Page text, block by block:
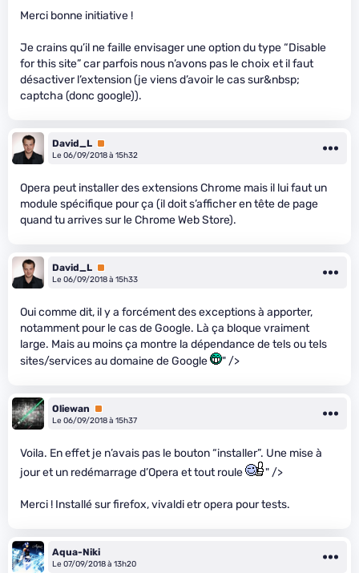
Merci bonne initiative !
Je crains qu’il ne faille envisager une option du type “Disable
for this site” car parfois nous n’avons pas le choix et il faut
désactiver l’extension (je viens d’avoir le cas sur&nbsp;
captcha (donc google)).
David_L Premium
Le 06/09/2018 à 15h32
Opera peut installer des extensions Chrome mais il lui faut un
module spécifique pour ça (il doit s’afficher en tête de page
quand tu arrives sur le Chrome Web Store).
David_L Premium
Le 06/09/2018 à 15h33
Oui comme dit, il y a forcément des exceptions à apporter,
notamment pour le cas de Google. Là ça bloque vraiment
large. Mais au moins ça montre la dépendance de tels ou tels
sites/services au domaine de Google
" />
Oliewan
Premium
Le 06/09/2018 à 15h37
Voila. En effet je n’avais pas le bouton “installer”. Une mise à
jour et un redémarrage d’Opera et tout roule
" />
Merci ! Installé sur firefox, vivaldi etr opera pour tests.
Aqua-Niki
Le 07/09/2018 à 13h20